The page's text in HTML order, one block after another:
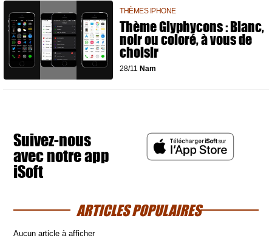
THÈMES IPHONE
Thème Glyphycons : Blanc,
noir ou coloré, à vous de
choisir
28/11 Nam
Suivez-nous
avec notre app
iSoft
ARTICLES POPULAIRES
Aucun article à afficher